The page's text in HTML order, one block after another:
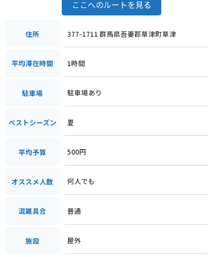
ここへのルートを見る
住所 377-1711 群馬県吾妻郡草津町草津
平均滞在時間 1時間
駐車場 駐車場あり
ベストシーズン 夏
平均予算 500円
オススメ人数 何人でも
混雑具合 普通
施設 屋外